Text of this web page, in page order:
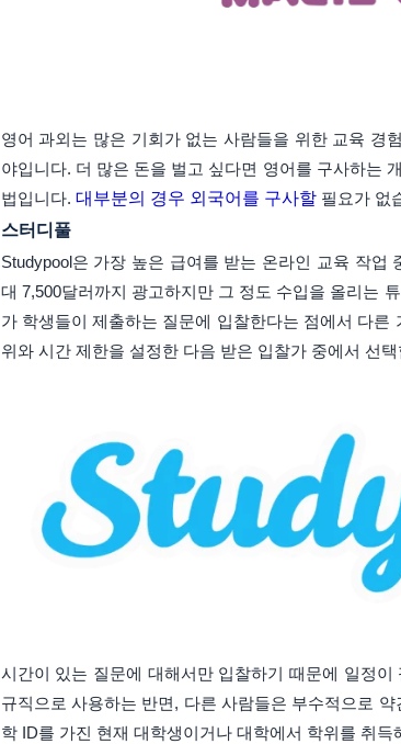
영어 과외는 많은 기회가 없는 사람들을 위한 교육 경
야입니다. 더 많은 돈을 벌고 싶다면 영어를 구사하는
법입니다. 대부분의 경우 외국어를 구사할필요가 없
스터디풀
Studypool은 가장 높은 급여를 받는 온라인 교육 작업
대 7,500달러까지 광고하지만 그 정도 수입을 올리는
가 학생들이 제출하는 질문에 입찰한다는 점에서 다
위와 시간 제한을 설정한 다음 받은 입찰가 중에서 선택
시간이 있는 질문에 대해서만 입찰하기 때문에 일정
규직으로 사용하는 반면, 다른 사람들은 부수적으로
학 ID를 가진 현재 대학생이거나 대학에서 학위를 취득